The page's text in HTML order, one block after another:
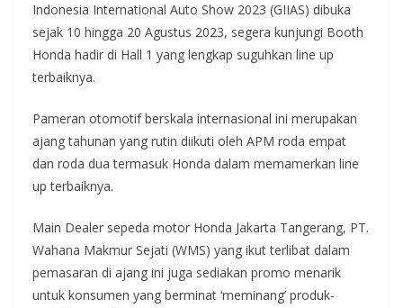
Indonesia International Auto Show 2023 (GIIAS) dibuka
sejak 10 hingga 20 Agustus 2023, segera kunjungi Booth
Honda hadir di Hall 1 yang lengkap suguhkan line up
terbaiknya.
Pameran otomotif berskala internasional ini merupakan
ajang tahunan yang rutin diikuti oleh APM roda empat
dan roda dua termasuk Honda dalam memamerkan line
up terbaiknya.
Main Dealer sepeda motor Honda Jakarta Tangerang, PT.
Wahana Makmur Sejati (WMS) yang ikut terlibat dalam
pemasaran di ajang ini juga sediakan promo menarik
untuk konsumen yang berminat ‘meminang’ produk-